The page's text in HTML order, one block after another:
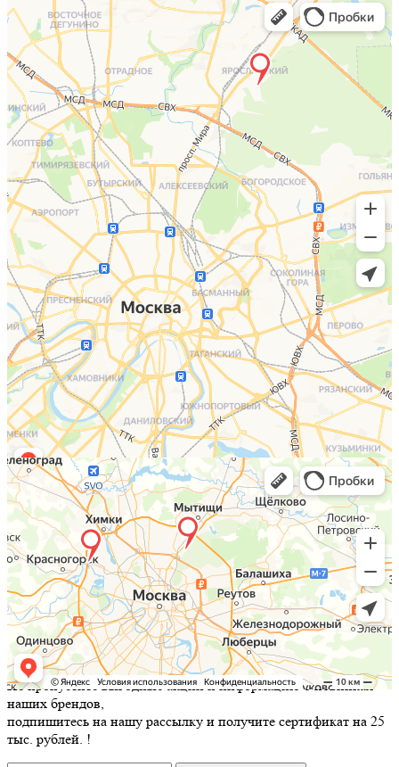
Не пропустите выгодные акции и информацию о новинках
наших брендов,
подпишитесь на нашу рассылку и получите сертификат на 25
тыс. рублей. !